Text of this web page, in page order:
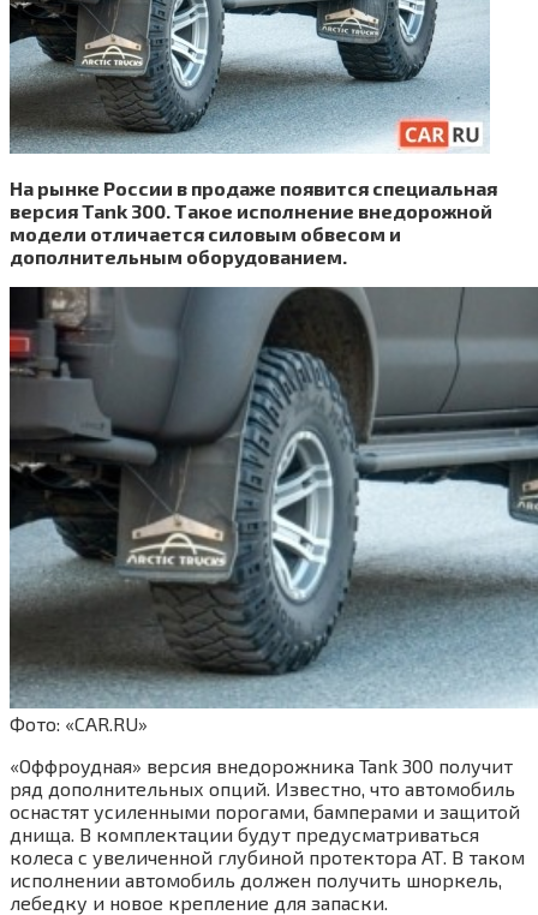
На рынке России в продаже появится специальная
версия Tank 300. Такое исполнение внедорожной
модели отличается силовым обвесом и
дополнительным оборудованием.
Фото: «CAR.RU»
«Оффроудная» версия внедорожника Tank 300 получит
ряд дополнительных опций. Известно, что автомобиль
оснастят усиленными порогами, бамперами и защитой
днища. В комплектации будут предусматриваться
колеса с увеличенной глубиной протектора АТ. В таком
исполнении автомобиль должен получить шноркель,
лебедку и новое крепление для запаски.